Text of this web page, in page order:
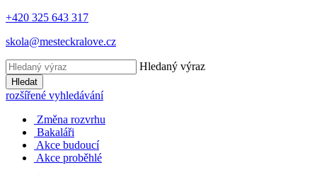
+420 325 643 317
skola@mesteckralove.cz
Hledaný výraz
Hledat
rozšířené vyhledávání
Změna rozvrhu
Bakaláři
Akce budoucí
Akce proběhlé